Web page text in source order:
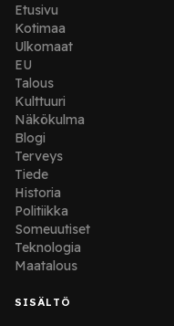
Etusivu
Kotimaa
Ulkomaat
EU
Talous
Kulttuuri
Näkökulma
Blogi
Terveys
Tiede
Historia
Politiikka
Someuutiset
Teknologia
Maatalous
SISÄLTÖ